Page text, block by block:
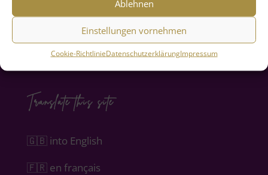
Ablehnen
Einstellungen vornehmen
Cookie-RichtlinieDatenschutzerklärungImpressum
Persönliches Coaching
Du bist unendlich geliebt (Audio-Download)
Translate this site
🇬🇧 into English
🇫🇷 en français